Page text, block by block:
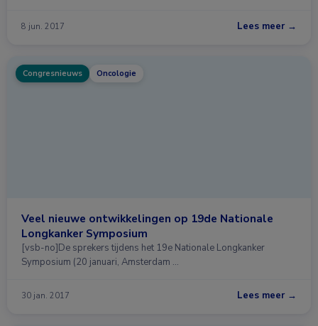
8 jun. 2017 Lees meer →
Congresnieuws Oncologie
​Veel nieuwe ontwikkelingen op 19de Nationale
Longkanker Symposium
[vsb-no]De sprekers tijdens het 19e Nationale Longkanker
Symposium (20 januari, Amsterdam …
30 jan. 2017 Lees meer →